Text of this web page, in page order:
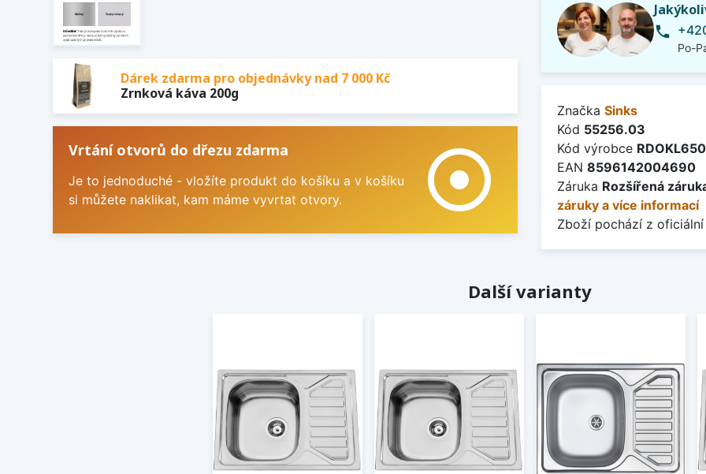
Dárek zdarma pro objednávky nad 7 000 Kč
Zrnková káva 200g
Vrtání otvorů do dřezu zdarma
Je to jednoduché - vložíte produkt do košíku a v košíku
si můžete naklikat, kam máme vyvrtat otvory.
adjust
phone
Po-
Značka Sinks
Kód 55256.03
Kód výrobce
EAN 8596142004690
Záruka Rozšířená
záruky a více informací
Zboží pochází z
Další varianty